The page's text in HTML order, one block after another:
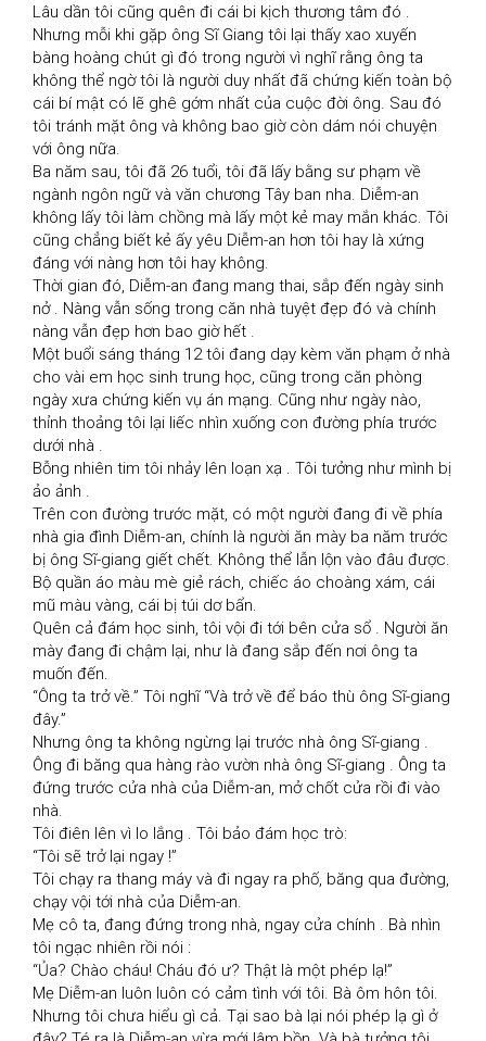
Lâu dần tôi cũng quên đi cái bi kịch thương tâm đó .
Nhưng mỗi khi gặp ông Sĩ Giang tôi lại thấy xao xuyến
bàng hoàng chút gì đó trong người vì nghĩ rằng ông ta
không thể ngờ tôi là người duy nhất đã chứng kiến toàn bộ
cái bí mật có lẽ ghê gớm nhất của cuộc đời ông. Sau đó
tôi tránh mặt ông và không bao giờ còn dám nói chuyện
với ông nữa.
Ba năm sau, tôi đã 26 tuổi, tôi đã lấy bằng sư phạm về
ngành ngôn ngữ và văn chương Tây ban nha. Diễm-an
không lấy tôi làm chồng mà lấy một kẻ may mắn khác. Tôi
cũng chẳng biết kẻ ấy yêu Diễm-an hơn tôi hay là xứng
đáng với nàng hơn tôi hay không.
Thời gian đó, Diễm-an đang mang thai, sắp đến ngày sinh
nở . Nàng vẫn sống trong căn nhà tuyệt đẹp đó và chính
nàng vẫn đẹp hơn bao giờ hết .
Một buổi sáng tháng 12 tôi đang dạy kèm văn phạm ở nhà
cho vài em học sinh trung học, cũng trong căn phòng
ngày xưa chứng kiến vụ án mạng. Cũng như ngày nào,
thỉnh thoảng tôi lại liếc nhìn xuống con đường phía trước
dưới nhà .
Bỗng nhiên tim tôi nhảy lên loạn xạ . Tôi tưởng như mình bị
ảo ảnh .
Trên con đường trước mặt, có một người đang đi về phía
nhà gia đình Diễm-an, chính là người ăn mày ba năm trước
bị ông Sĩ-giang giết chết. Không thể lẫn lộn vào đâu được.
Bộ quần áo màu mè giẻ rách, chiếc áo choàng xám, cái
mũ màu vàng, cái bị túi dơ bẩn.
Quên cả đám học sinh, tôi vội đi tới bên cửa sổ . Người ăn
mày đang đi chậm lại, như là đang sắp đến nơi ông ta
muốn đến.
“Ông ta trở về.” Tôi nghĩ “Và trở về để báo thù ông Sĩ-giang
đây.”
Nhưng ông ta không ngừng lại trước nhà ông Sĩ-giang .
Ông đi băng qua hàng rào vườn nhà ông Sĩ-giang . Ông ta
đứng trước cửa nhà của Diễm-an, mở chốt cửa rồi đi vào
nhà.
Tôi điên lên vì lo lắng . Tôi bảo đám học trò:
“Tôi sẽ trở lại ngay !”
Tôi chạy ra thang máy và đi ngay ra phố, băng qua đường,
chạy vội tới nhà của Diễm-an.
Mẹ cô ta, đang đứng trong nhà, ngay cửa chính . Bà nhìn
tôi ngạc nhiên rồi nói :
“Ủa? Chào cháu! Cháu đó ư? Thật là một phép lạ!”
Mẹ Diễm-an luôn luôn có cảm tình với tôi. Bà ôm hôn tôi.
Nhưng tôi chưa hiểu gì cả. Tại sao bà lại nói phép lạ gì ở